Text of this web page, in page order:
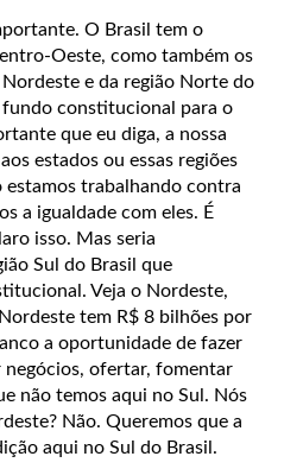
O Brasil tem o
Oeste, como também os
e da região Norte do
fundo constitucional para o
que eu diga, a nossa
estados ou essas regiões
estamos trabalhando contra
a igualdade com eles. É
isso. Mas seria
Sul do Brasil que
Veja o Nordeste,
tem R$ 8 bilhões por
a oportunidade de fazer
negócios, ofertar, fomentar
não temos aqui no Sul. Nós
Não. Queremos que a
aqui no Sul do Brasil.